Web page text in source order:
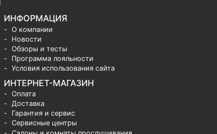
ИНФОРМАЦИЯ
О компании
Новости
Обзоры и тесты
Программа лояльности
Условия использования сайта
ИНТЕРНЕТ-МАГАЗИН
Оплата
Доставка
Гарантия и сервис
Сервисные центры